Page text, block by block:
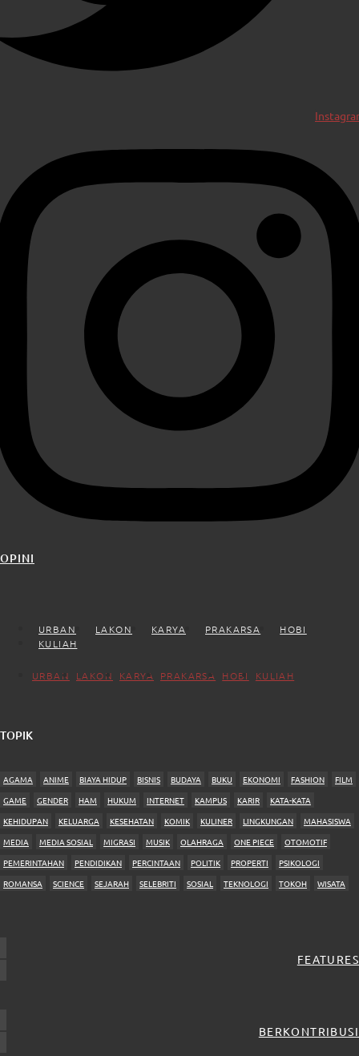
OPINI
URBAN LAKON KARYA PRAKARSA
HOBI
KULIAH
URBAN LAKON KARYA PRAKARSA HOBI KULIAH
TOPIK
AGAMA ANIME BIAYA HIDUP BISNIS BUDAYA BUKU EKONOMI FASHION
FILM
GAME
GENDER HAM HUKUM INTERNET KAMPUS KARIR
KATA-KATA
KEHIDUPAN
KELUARGA KESEHATAN KOMIK KULINER LINGKUNGAN
MAHASISWA
MEDIA
MEDIA SOSIAL MIGRASI MUSIK OLAHRAGA ONE PIECE
OTOMOTIF
PEMERINTAHAN
PENDIDIKAN PERCINTAAN POLITIK PROPERTI
PSIKOLOGI
ROMANSA
SCIENCE SEJARAH SELEBRITI SOSIAL TEKNOLOGI TOKOH WISATA
FEATURES
BERKONTRIBUSI